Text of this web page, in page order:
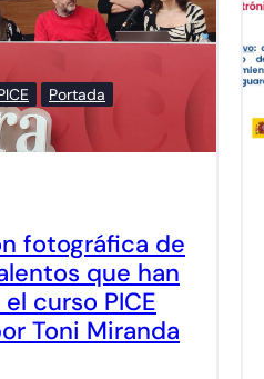
Portada
fotográfica de
que han
curso PICE
Toni Miranda